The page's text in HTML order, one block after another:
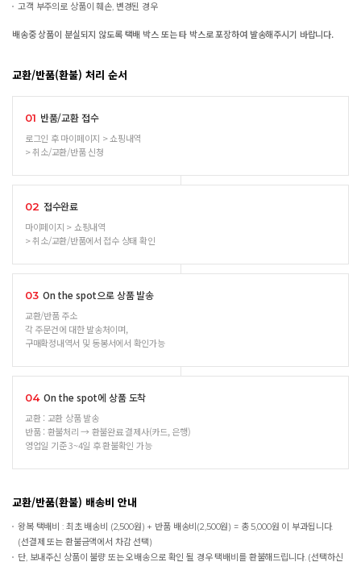
고객 부주의로 상품이 훼손, 변경된 경우
배송중 상품이 분실되지 않도록 택배 박스 또는 타 박스로 포장하여 발송해주시기 바랍니다.
교환/반품(환불) 처리 순서
01 반품/교환 접수
로그인 후 마이페이지 > 쇼핑내역
> 취소/교환/반품 신청
02 접수완료
마이페이지 > 쇼핑내역
> 취소/교환/반품에서 접수 상태 확인
03 On the spot으로 상품 발송
교환/반품 주소
각 주문건에 대한 발송처이며,
구매확정내역서 및 동봉서에서 확인가능
04 On the spot에 상품 도착
교환 : 교환 상품 발송
반품 : 환불처리 → 환불완료 결제사(카드, 은행)
영업일 기준 3~4일 후 환불확인 가능
교환/반품(환불) 배송비 안내
왕복 택배비 : 최초 배송비 (2,500원) + 반품 배송비(2,500원) = 총 5,000원 이 부과됩니다.
(선결제 또는 환불금액에서 차감 선택)
단, 보내주신 상품이 불량 또는 오배송으로 확인 될 경우 택배비를 환불해드립니다. (선택하신